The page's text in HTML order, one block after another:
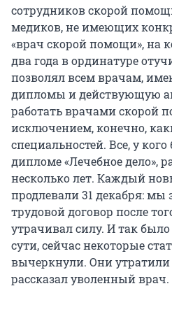
сотрудников скорой
медиков, не имеющих
«врач скорой помощи», на
два года в ординатуре
позволял всем врачам,
дипломы и действующую
работать врачами скорой
исключением, конечно,
специальностей. Все, у
дипломе «Лечебное дело»,
несколько лет. Каждый
продлевали 31 декабря: мы
трудовой договор после
утрачивал силу. И так было
сути, сейчас некоторые
вычеркнули. Они утратили
рассказал уволенный врач.